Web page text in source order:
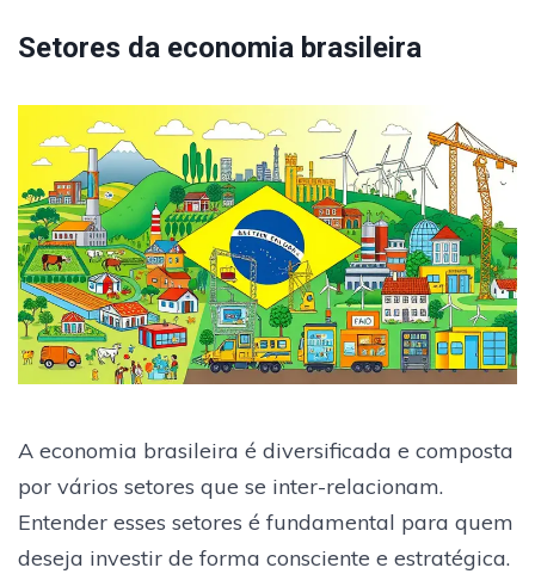
Setores da economia brasileira
A economia brasileira é diversificada e composta
por vários setores que se inter-relacionam.
Entender esses setores é fundamental para quem
deseja investir de forma consciente e estratégica.